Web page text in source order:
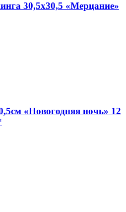
30,5х30,5 «Мерцание»
«Новогодняя ночь» 12